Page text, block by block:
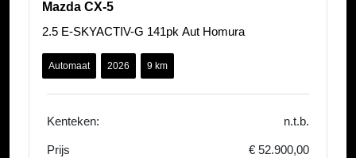
Mazda CX-5
2.5 E-SKYACTIV-G 141pk Aut Homura
Automaat 2026 9 km
Kenteken: n.t.b.
Prijs € 52.900,00